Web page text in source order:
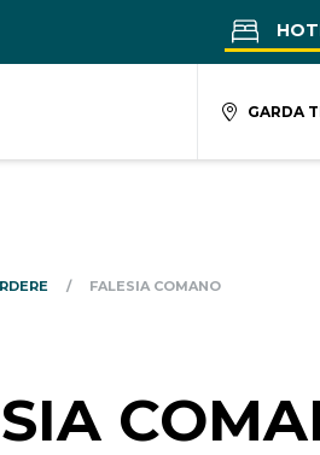
GARDA
FALESIA COMANO